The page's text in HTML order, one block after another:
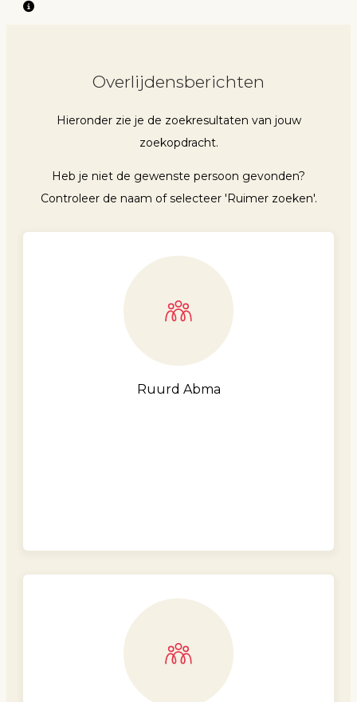
Overlijdensberichten
Hieronder zie je de zoekresultaten van jouw
zoekopdracht.
Heb je niet de gewenste persoon gevonden?
Controleer de naam of selecteer 'Ruimer zoeken'.
Ruurd Abma